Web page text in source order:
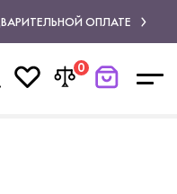
ОПЛАТЕ
0